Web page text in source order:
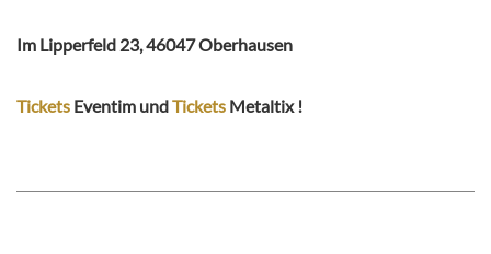
Im Lipperfeld 23, 46047 Oberhausen
Tickets Eventim undTickets Metaltix !